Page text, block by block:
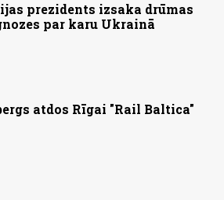
prezidents izsaka drūmas
par karu Ukrainā
atdos Rīgai "Rail Baltica"